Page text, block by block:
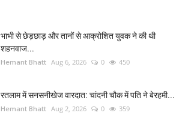
भाभी से छेड़छाड़ और तानों से आक्रोशित युवक ने की थी
शहनवाज...
Hemant Bhatt Aug 6, 2026 0 450
रतलाम में सनसनीखेज वारदात: चांदनी चौक में पति ने बेरहमी...
Hemant Bhatt Aug 2, 2026 0 359